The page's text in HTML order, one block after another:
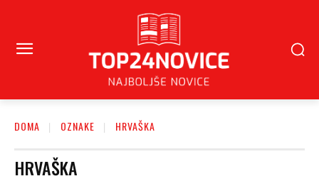
DOMA OZNAKE HRVAŠKA
HRVAŠKA